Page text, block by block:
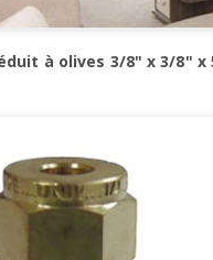
à olives 3/8" x 3/8" x